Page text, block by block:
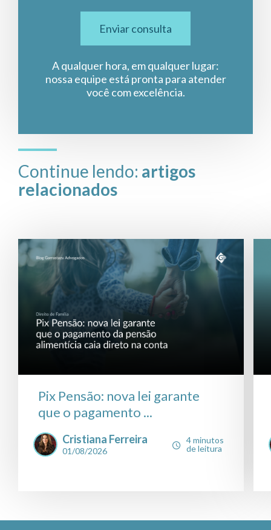
Enviar consulta
A qualquer hora, em qualquer lugar:
nossa equipe está pronta para atender
você com excelência.
Continue lendo: artigos
relacionados
Pix Pensão: nova lei garante
que o pagamento ...
Cristiana Ferreira
01/08/2026
4 minutos
de leitura